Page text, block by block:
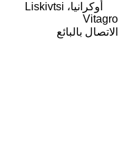
أوكرانيا، Liskivtsi
Vitagro
الاتصال بالبائع